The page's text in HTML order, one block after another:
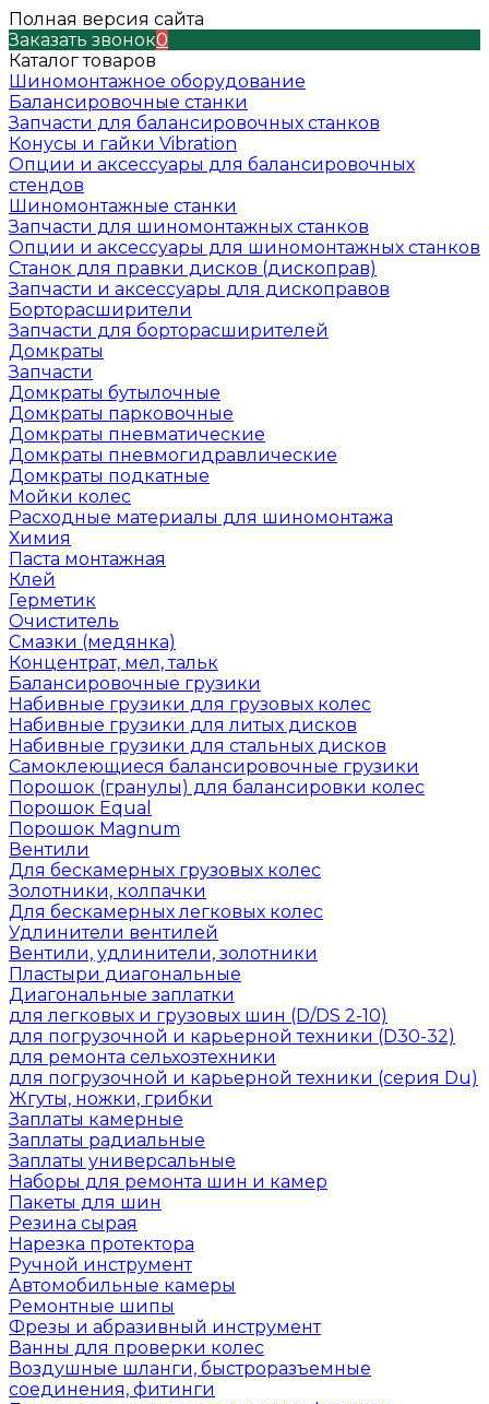
Полная версия сайта
Заказать звонок0
Каталог товаров
Шиномонтажное оборудование
Балансировочные станки
Запчасти для балансировочных станков
Конусы и гайки Vibration
Опции и аксессуары для балансировочных
стендов
Шиномонтажные станки
Запчасти для шиномонтажных станков
Опции и аксессуары для шиномонтажных станков
Станок для правки дисков (дископрав)
Запчасти и аксессуары для дископравов
Борторасширители
Запчасти для борторасширителей
Домкраты
Запчасти
Домкраты бутылочные
Домкраты парковочные
Домкраты пневматические
Домкраты пневмогидравлические
Домкраты подкатные
Мойки колес
Расходные материалы для шиномонтажа
Химия
Паста монтажная
Клей
Герметик
Очиститель
Смазки (медянка)
Концентрат, мел, тальк
Балансировочные грузики
Набивные грузики для грузовых колес
Набивные грузики для литых дисков
Набивные грузики для стальных дисков
Самоклеющиеся балансировочные грузики
Порошок (гранулы) для балансировки колес
Порошок Equal
Порошок Magnum
Вентили
Для бескамерных грузовых колес
Золотники, колпачки
Для бескамерных легковых колес
Удлинители вентилей
Вентили, удлинители, золотники
Пластыри диагональные
Диагональные заплатки
для легковых и грузовых шин (D/DS 2-10)
для погрузочной и карьерной техники (D30-32)
для ремонта сельхозтехники
для погрузочной и карьерной техники (серия Du)
Жгуты, ножки, грибки
Заплаты камерные
Заплаты радиальные
Заплаты универсальные
Наборы для ремонта шин и камер
Пакеты для шин
Резина сырая
Нарезка протектора
Ручной инструмент
Автомобильные камеры
Ремонтные шипы
Фрезы и абразивный инструмент
Ванны для проверки колес
Воздушные шланги, быстроразъемные
соединения, фитинги